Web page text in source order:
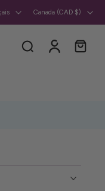
de livraison forfaitaires
Canada ‎(CAD $)‎